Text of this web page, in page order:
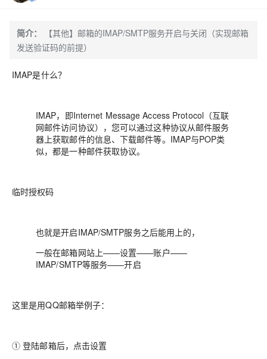
简介：
【其他】邮箱的IMAP/SMTP服务开启与关闭（实现邮箱
发送验证码的前提）
IMAP是什么？
IMAP，即Internet Message Access Protocol（互联
网邮件访问协议），您可以通过这种协议从邮件服务
器上获取邮件的信息、下载邮件等。IMAP与POP类
似，都是一种邮件获取协议。
临时授权码
也就是开启IMAP/SMTP服务之后能用上的，
一般在邮箱网站上——设置——账户——
IMAP/SMTP等服务——开启
这里是用QQ邮箱举例子：
① 登陆邮箱后，点击设置